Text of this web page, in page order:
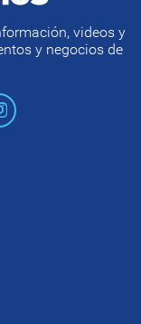
videos y
y negocios de